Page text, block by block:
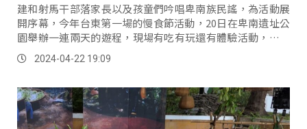
建和射馬干部落家長以及孩童們吟唱卑南族民謠，為活動展
開序幕，今年台東第一場的慢食節活動，20日在卑南遺址公
園舉辦一連兩天的遊程，現場有吃有玩還有體驗活動，一早
就有許多遊客排隊體驗搓愛玉。
2024-04-22 19:09